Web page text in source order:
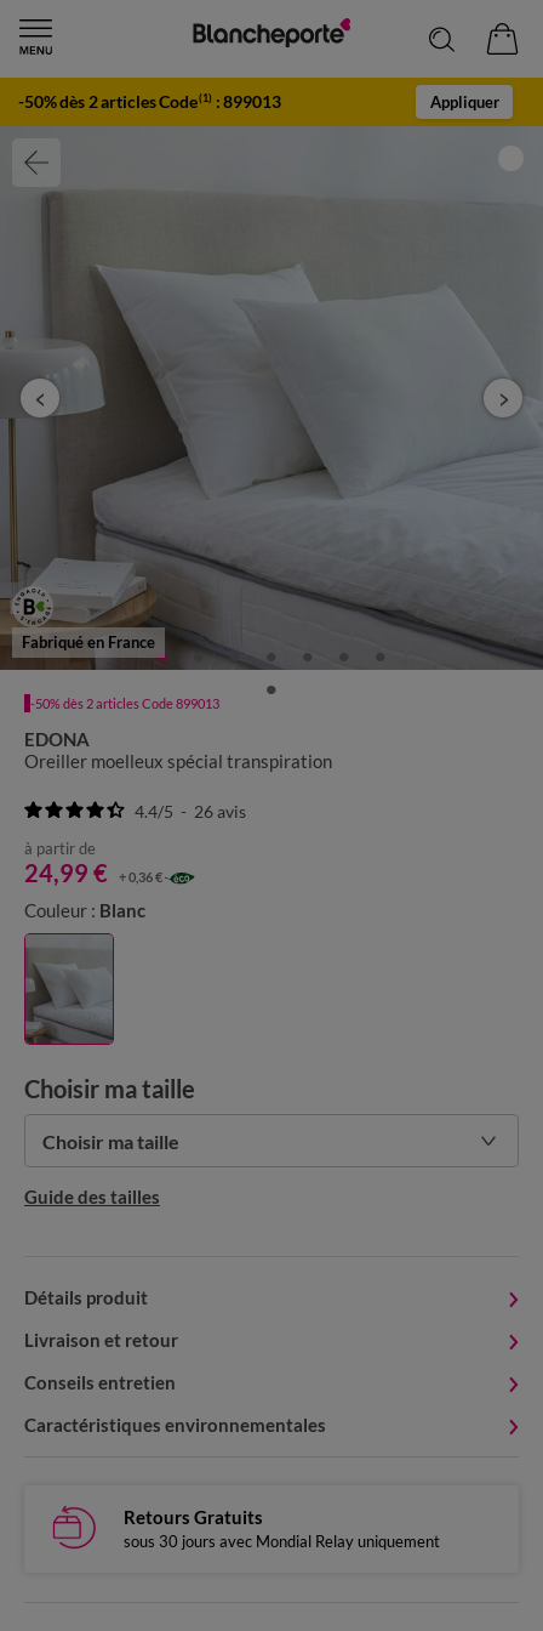
-50% dès 2 articles Code(1) :899013 Appliquer
Fabriqué en France
-50% dès 2 articles Code 899013
EDONA
Oreiller moelleux spécial transpiration
4.4/5 - 26avis
à partir de
24,99 € + 0,36 €
Couleur : Blanc
Choisir ma taille
Choisir ma taille
Guide des tailles
Détails produit
Livraison et retour
Conseils entretien
Caractéristiques environnementales
Retours Gratuits
sous 30 jours avec Mondial Relay uniquement